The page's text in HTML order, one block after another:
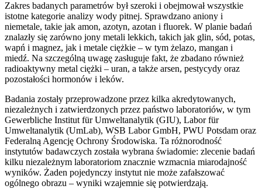
Zakres badanych parametrów był szeroki i obejmował wszystkie
istotne kategorie analizy wody pitnej. Sprawdzano aniony i
niemetale, takie jak amon, azotyn, azotan i fluorek. W planie badań
znalazły się zarówno jony metali lekkich, takich jak glin, sód, potas,
wapń i magnez, jak i metale ciężkie – w tym żelazo, mangan i
miedź. Na szczególną uwagę zasługuje fakt, że zbadano również
radioaktywny metal ciężki – uran, a także arsen, pestycydy oraz
pozostałości hormonów i leków.
Badania zostały przeprowadzone przez kilka akredytowanych,
niezależnych i zatwierdzonych przez państwo laboratoriów, w tym
Gewerbliche Institut für Umweltanalytik (GIU), Labor für
Umweltanalytik (UmLab), WSB Labor GmbH, PWU Potsdam oraz
Federalną Agencję Ochrony Środowiska. Ta różnorodność
instytutów badawczych została wybrana świadomie: zlecenie badań
kilku niezależnym laboratoriom znacznie wzmacnia miarodajność
wyników. Żaden pojedynczy instytut nie może zafałszować
ogólnego obrazu – wyniki wzajemnie się potwierdzają.